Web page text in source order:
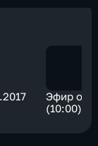
Эфир от
(10:00)